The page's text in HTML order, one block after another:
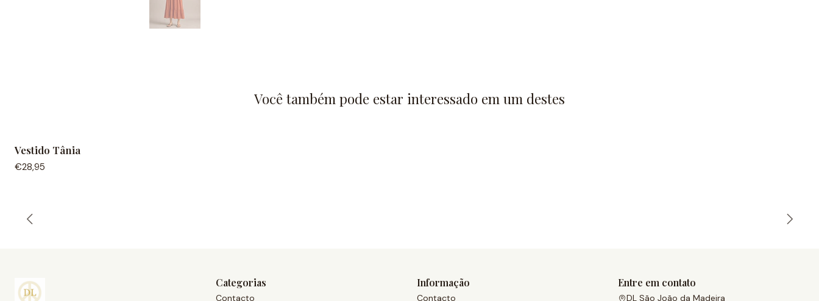
Você também pode estar interessado em um destes
Vestido Tânia
€28,95
Categorias
Contacto
Informação
Contacto
Entre em contato
DL São João da Madeira